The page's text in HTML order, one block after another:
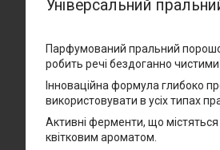
Універсальний
Парфумований пральний
робить речі бездоганно
Інноваційна формула глибоко
використовувати в усіх типах
Активні ферменти, що
квітковим ароматом.